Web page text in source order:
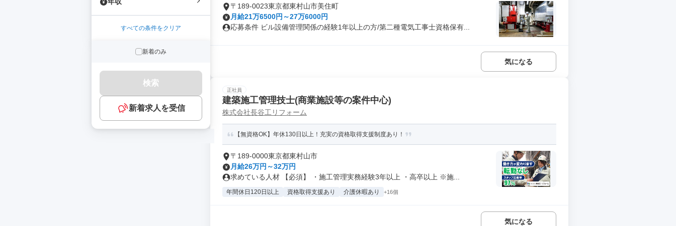
すべての条件をクリア
新着のみ
検索
新着求人を受信
〒189-0023東京都東村山市美住町
月給21万6500円～27万6000円
応募条件 ビル設備管理関係の経験1年以上の方/第二種電気工事士資格保有...
気になる
正社員
建築施工管理技士(商業施設等の案件中心)
株式会社長谷工リフォーム
【無資格OK】年休130日以上！充実の資格取得支援制度あり！
〒189-0000東京都東村山市
月給26万円～32万円
求めている人材 【必須】 ・施工管理実務経験3年以上 ・高卒以上 ※施...
年間休日120日以上 資格取得支援あり 介護休暇あり +16個
気になる